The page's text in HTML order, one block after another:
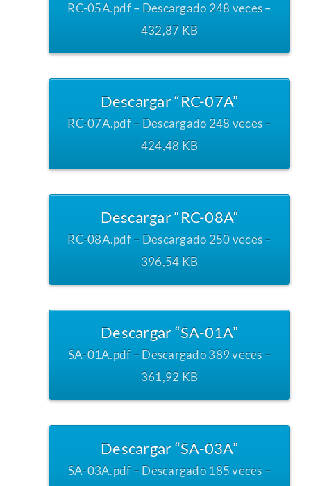
RC-05A.pdf – Descargado 248 veces –
432,87 KB
Descargar “RC-07A”
RC-07A.pdf – Descargado 248 veces –
424,48 KB
Descargar “RC-08A”
RC-08A.pdf – Descargado 250 veces –
396,54 KB
Descargar “SA-01A”
SA-01A.pdf – Descargado 389 veces –
361,92 KB
Descargar “SA-03A”
SA-03A.pdf – Descargado 185 veces –